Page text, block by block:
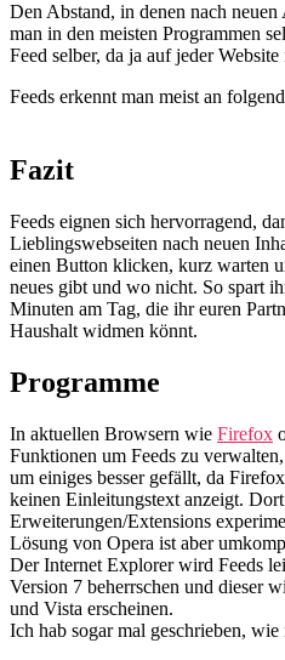
Den Abstand, in denen nach
man in den meisten Programmen
Feed selber, da ja auf jeder
Feeds erkennt man meist an
Fazit
Feeds eignen sich hervorragend,
Lieblingswebseiten nach neuen
einen Button klicken, kurz warten
neues gibt und wo nicht. So spart
Minuten am Tag, die ihr euren
Haushalt widmen könnt.
Programme
In aktuellen Browsern wie Firefox
Funktionen um Feeds zu
um einiges besser gefällt, da
keinen Einleitungstext anzeigt.
Erweiterungen/Extensions
Lösung von Opera ist aber
Der Internet Explorer wird Feeds
Version 7 beherrschen und dieser
und Vista erscheinen.
Ich hab sogar mal geschrieben, wie